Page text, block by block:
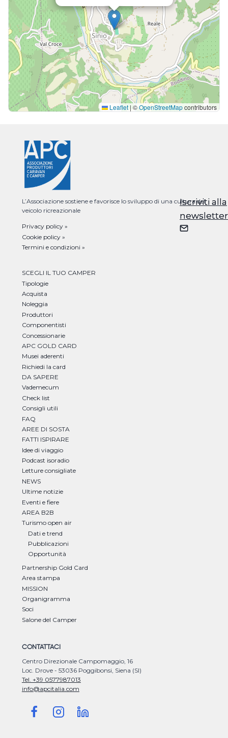
Iscriviti alla
newsletter
Leaflet | ©OpenStreetMapcontributors
L’Associazione sostiene e favorisce lo sviluppo di una cultura del
veicolo ricreazionale
Privacy policy »
Cookie policy »
Termini e condizioni »
SCEGLI IL TUO CAMPER
Tipologie
Acquista
Noleggia
Produttori
Componentisti
Concessionarie
APC GOLD CARD
Musei aderenti
Richiedi la card
DA SAPERE
Vademecum
Check list
Consigli utili
FAQ
AREE DI SOSTA
FATTI ISPIRARE
Idee di viaggio
Podcast isoradio
Letture consigliate
NEWS
Ultime notizie
Eventi e fiere
AREA B2B
Turismo open air
Dati e trend
Pubblicazioni
Opportunità
Partnership Gold Card
Area stampa
MISSION
Organigramma
Soci
Salone del Camper
CONTATTACI
Centro Direzionale Campomaggio, 16
Loc. Drove - 53036 Poggibonsi, Siena (SI)
Tel. +39 0577987013
info@apcitalia.com
Iscriviti alla
newsletter